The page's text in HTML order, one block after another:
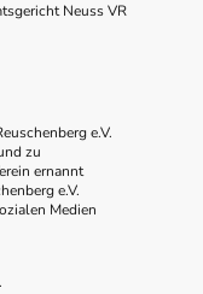
Neuss VR
e.V.
zu
ernannt
e.V.
Medien